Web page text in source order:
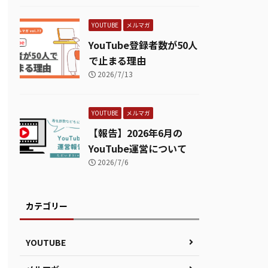
YOUTUBE メルマガ
YouTube登録者数が50人
で止まる理由
2026/7/13
YOUTUBE メルマガ
【報告】2026年6月の
YouTube運営について
2026/7/6
カテゴリー
YOUTUBE